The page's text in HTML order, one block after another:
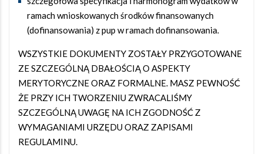
ramach wnioskowanych środków finansowanych
(dofinansowania) z pup w ramach dofinansowania.
WSZYSTKIE DOKUMENTY ZOSTAŁY PRZYGOTOWANE
ZE SZCZEGÓLNĄ DBAŁOŚCIĄ O ASPEKTY
MERYTORYCZNE ORAZ FORMALNE. MASZ PEWNOŚĆ
ŻE PRZY ICH TWORZENIU ZWRACALIŚMY
SZCZEGÓLNĄ UWAGĘ NA ICH ZGODNOŚĆ Z
WYMAGANIAMI URZĘDU ORAZ ZAPISAMI
REGULAMINU.